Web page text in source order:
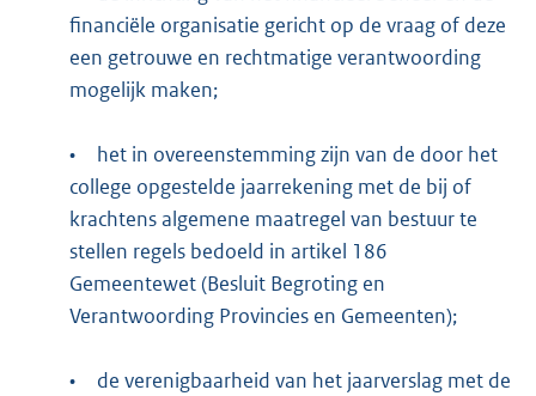
financiële organisatie gericht op de vraag of deze
een getrouwe en rechtmatige verantwoording
mogelijk maken;
•
het in overeenstemming zijn van de door het
college opgestelde jaarrekening met de bij of
krachtens algemene maatregel van bestuur te
stellen regels bedoeld in artikel 186
Gemeentewet (Besluit Begroting en
Verantwoording Provincies en Gemeenten);
•
de verenigbaarheid van het jaarverslag met de